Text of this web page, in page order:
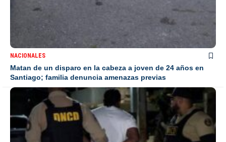
NACIONALES
Matan de un disparo en la cabeza a joven de 24 años en
Santiago; familia denuncia amenazas previas